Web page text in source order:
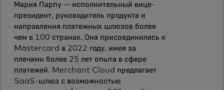
Мария Парпу — исполнительный вице-
президент, руководитель продукта и
направления платежных шлюзов более
чем в 100 странах. Она присоединилась к
Mastercard в 2022 году, имея за
плечами более 25 лет опыта в сфере
платежей. Merchant Cloud предлагает
SaaS-шлюз с возможностью